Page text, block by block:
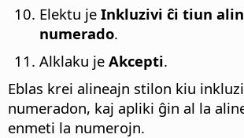
Elektu je Inkluzivi ĉi tiun
numerado.
Alklaku je Akcepti.
Eblas krei alineajn stilon kiu
numeradon, kaj apliki ĝin al la
enmeti la numerojn.